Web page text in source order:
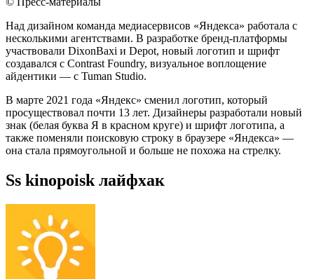
Над дизайном команда медиасервисов «Яндекса» работала с
несколькими агентствами. В разработке бренд-платформы
участвовали DixonBaxi и Depot, новый логотип и шрифт
создавался с Contrast Foundry, визуальное воплощение
айдентики — с Tuman Studio.
В марте 2021 года «Яндекс» сменил логотип, который
просуществовал почти 13 лет. Дизайнеры разработали новый
знак (белая буква Я в красном круге) и шрифт логотипа, а
также поменяли поисковую строку в браузере «Яндекса» —
она стала прямоугольной и больше не похожа на стрелку.
Ss kinopoisk лайфхак ⁠ ⁠